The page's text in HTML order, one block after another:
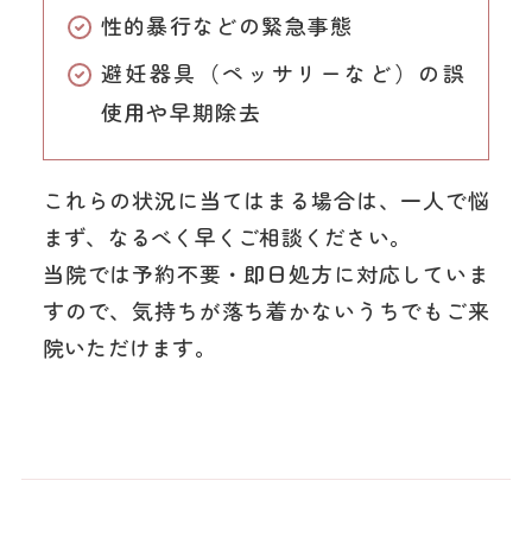
性的暴行などの緊急事態
避妊器具（ペッサリーなど）の誤
使用や早期除去
これらの状況に当てはまる場合は、一人で悩
まず、なるべく早くご相談ください。
当院では予約不要・即日処方に対応していま
すので、気持ちが落ち着かないうちでもご来
院いただけます。